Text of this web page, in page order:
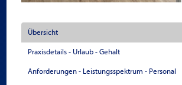
Übersicht
Praxisdetails - Urlaub - Gehalt
Anforderungen - Leistungsspektrum - Personal